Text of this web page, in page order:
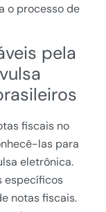
o processo de
pela
fiscais no
las para
eletrônica.
específicos
notas fiscais.